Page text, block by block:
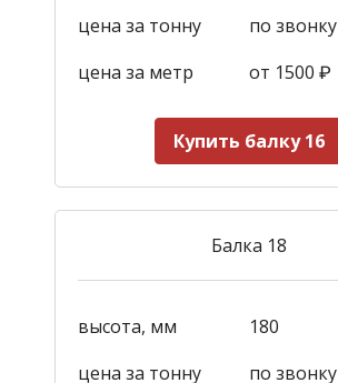
цена за тонну
по звонку
цена за метр
от 1500 ₽
Купить балку 16
Балка 18
высота, мм
180
цена за тонну
по звонку